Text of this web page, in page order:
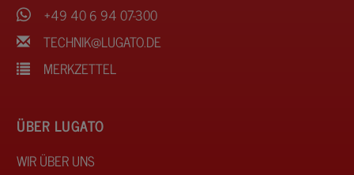
+49 40 6 94 07-300
TECHNIK@LUGATO.DE
MERKZETTEL
ÜBER LUGATO
WIR ÜBER UNS